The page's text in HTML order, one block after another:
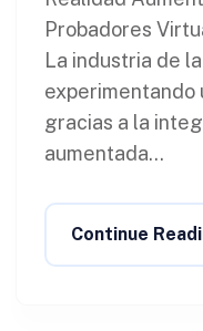
Probadores
La industria de
experimentando
gracias a la
aumentada...
Continue